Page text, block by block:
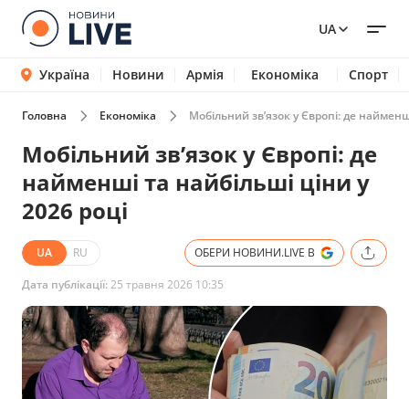
UA
Україна Новини Армія Економіка Спорт
Головна Економіка Мобільний зв’язок у Європі: де
Мобільний зв’язок у Європі: де
найменші та найбільші ціни у
2026 році
UA RU ОБЕРИ НОВИНИ.LIVE В
Дата публікації:25 травня 2026 10:35